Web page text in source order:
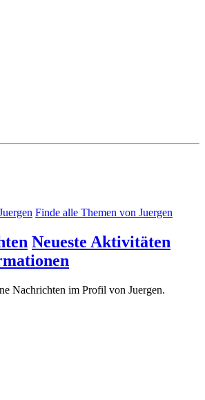
Finde alle Themen von Juergen
Neueste Aktivitäten
Nachrichten im Profil von Juergen.